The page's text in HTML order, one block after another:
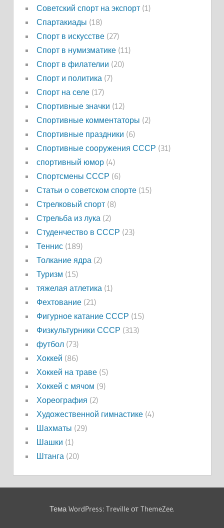
Советский спорт на экспорт(1)
Спартакиады (18)
Спорт в искусстве(27)
Спорт в нумизматике(11)
Спорт в филателии (20)
Спорт и политика(7)
Спорт на селе(17)
Спортивные значки (12)
Спортивные комментаторы (2)
Спортивные праздники (6)
Спортивные сооружения СССР (31)
спортивный юмор(4)
Спортсмены СССР (6)
Статьи о советском спорте(15)
Стрелковый спорт(8)
Стрельба из лука(2)
Студенчество в СССР (23)
Теннис(189)
Толкание ядра(2)
Туризм (15)
тяжелая атлетика(1)
Фехтование(21)
Фигурное катание СССР (15)
Физкультурники СССР (313)
футбол(73)
Хоккей (86)
Хоккей на траве(5)
Хоккей с мячом (9)
Хореография (2)
Художественной гимнастике(4)
Шахматы (29)
Шашки (1)
Штанга(20)
Тема WordPress: Treville от ThemeZee.